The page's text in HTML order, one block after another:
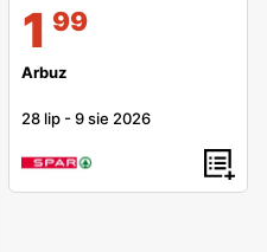
1 99
Arbuz
28 lip -9 sie 2026